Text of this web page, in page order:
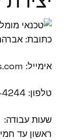
כתובת: אברהם
אימייל: service@ashkelongates.com
טלפון: 055-435-4244
שעות עבודה:
ראשון עד חמישי: 22.00